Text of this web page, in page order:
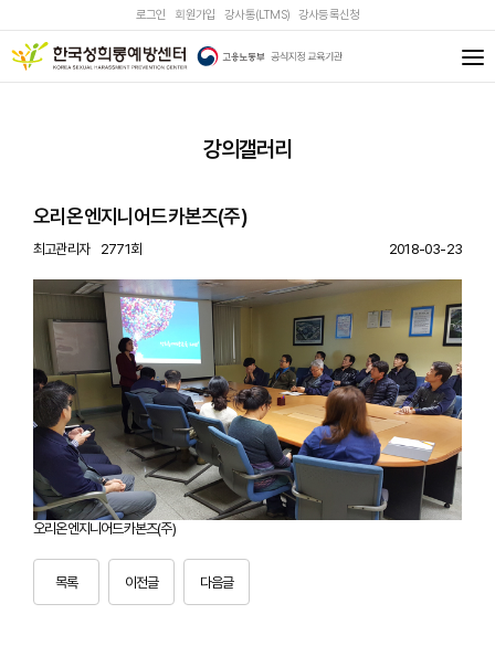
로그인 회원가입 강사통(LTMS) 강사등록신청
강의갤러리
오리온엔지니어드카본즈(주)
최고관리자 2771회 2018-03-23
오리온엔지니어드카본즈(주)
목록 이전글 다음글